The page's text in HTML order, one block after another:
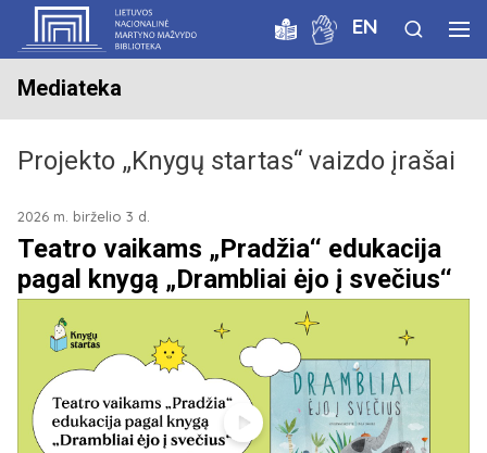
EN
Mediateka
Projekto „Knygų startas“ vaizdo įrašai
2026 m. birželio 3 d.
Teatro vaikams „Pradžia‘‘ edukacija
pagal knygą „Drambliai ėjo į svečius‘‘